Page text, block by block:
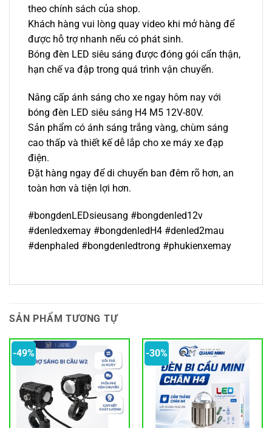
theo chính sách của shop.
Khách hàng vui lòng quay video khi mở hàng để
được hỗ trợ nhanh nếu có phát sinh.
Bóng đèn LED siêu sáng được đóng gói cẩn thận,
hạn chế va đập trong quá trình vận chuyển.
Nâng cấp ánh sáng cho xe ngay hôm nay với
bóng đèn LED siêu sáng H4 M5 12V-80V.
Sản phẩm có ánh sáng trắng vàng, chùm sáng
cao thấp và thiết kế dễ lắp cho xe máy xe đạp
điện.
Đặt hàng ngay để di chuyển ban đêm rõ hơn, an
toàn hơn và tiện lợi hơn.
#bongdenLEDsieusang #bongdenled12v
#denledxemay #bongdenledH4 #denled2mau
#denphaled #bongdenledtrong #phukienxemay
SẢN PHẨM TƯƠNG TỰ
-49% -30%